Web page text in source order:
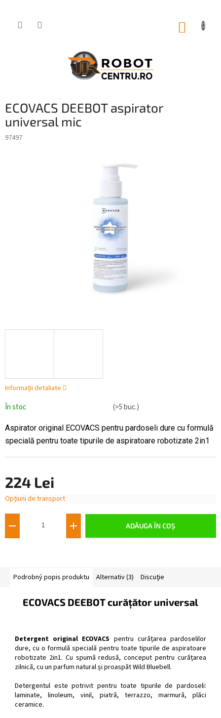
conținut
COŞ
ECOVACS DEEBOT aspirator
universal mic
97497
224 Lei
Evaluare
În stoc (>5 buc.)
Opțiuni de transport
ADĂUGA ÎN COŞ
Aspirator original ECOVACS pentru pardoseli dure cu formulă
specială pentru toate tipurile de aspiratoare robotizate 2in1
Informaţii detaliate
Podrobný popis produktu Alternativ (3) Discuţie
ECOVACS DEEBOT curățător universal
Detergent original ECOVACS pentru curățarea pardoselilor
dure, cu o formulă specială pentru toate tipurile de aspiratoare
robotizate 2in1. Cu spumă redusă, conceput pentru curățarea
zilnică, cu un parfum natural și proaspăt Wild Bluebell.
Detergentul este potrivit pentru toate tipurile de pardoseli:
laminate, linoleum, vinil, piatră, terrazzo, marmură, plăci
ceramice.